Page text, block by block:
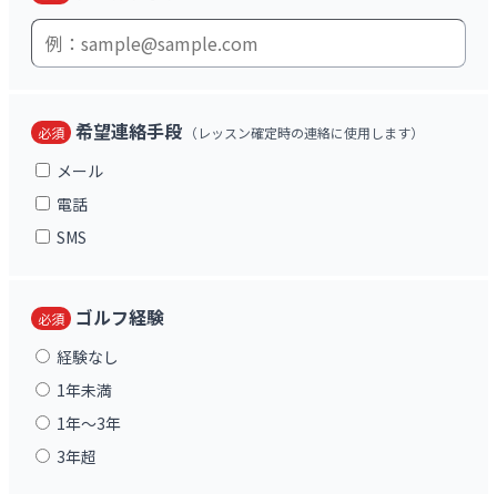
必須 希望連絡手段 （レッスン確定時の連絡に使用します）
メール
電話
SMS
必須 ゴルフ経験
経験なし
1年未満
1年〜3年
3年超